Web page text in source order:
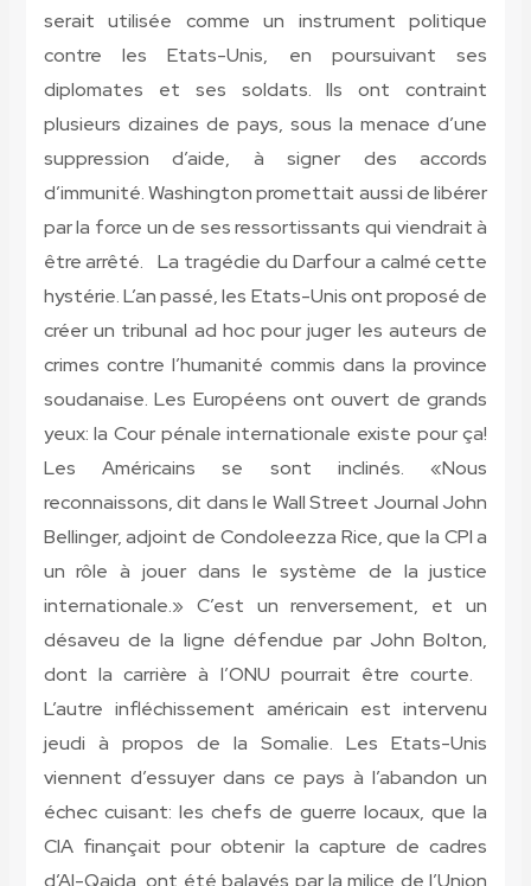
serait utilisée comme un instrument politique
contre les Etats-Unis, en poursuivant ses
diplomates et ses soldats. Ils ont contraint
plusieurs dizaines de pays, sous la menace d’une
suppression d’aide, à signer des accords
d’immunité. Washington promettait aussi de libérer
par la force un de ses ressortissants qui viendrait à
être arrêté. La tragédie du Darfour a calmé cette
hystérie. L’an passé, les Etats-Unis ont proposé de
créer un tribunal ad hoc pour juger les auteurs de
crimes contre l’humanité commis dans la province
soudanaise. Les Européens ont ouvert de grands
yeux: la Cour pénale internationale existe pour ça!
Les Américains se sont inclinés. «Nous
reconnaissons, dit dans le Wall Street Journal John
Bellinger, adjoint de Condoleezza Rice, que la CPI a
un rôle à jouer dans le système de la justice
internationale.» C’est un renversement, et un
désaveu de la ligne défendue par John Bolton,
dont la carrière à l’ONU pourrait être courte.
L’autre infléchissement américain est intervenu
jeudi à propos de la Somalie. Les Etats-Unis
viennent d’essuyer dans ce pays à l’abandon un
échec cuisant: les chefs de guerre locaux, que la
CIA finançait pour obtenir la capture de cadres
d’Al-Qaida, ont été balayés par la milice de l’Union